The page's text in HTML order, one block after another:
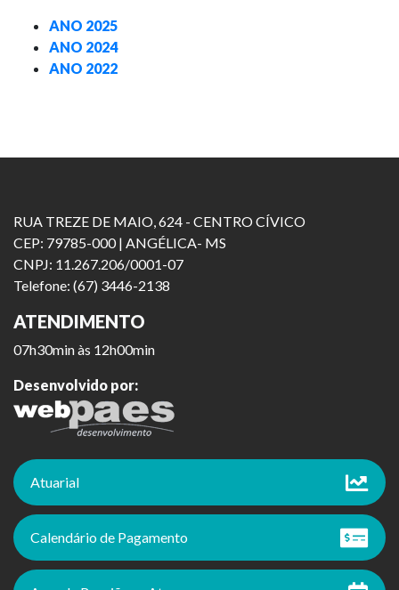
ANO 2025
ANO 2024
ANO 2022
RUA TREZE DE MAIO, 624 - CENTRO CÍVICO
CEP: 79785-000 | ANGÉLICA- MS
CNPJ: 11.267.206/0001-07
Telefone: (67) 3446-2138
ATENDIMENTO
07h30min às 12h00min
Desenvolvido por:
Atuarial
Calendário de Pagamento